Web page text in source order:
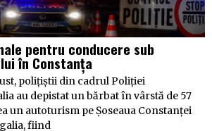
pentru conducere sub
în Constanța
polițiștii din cadrul Poliției
au depistat un bărbat în vârstă de 57
un autoturism pe Șoseaua Constanței
fiind